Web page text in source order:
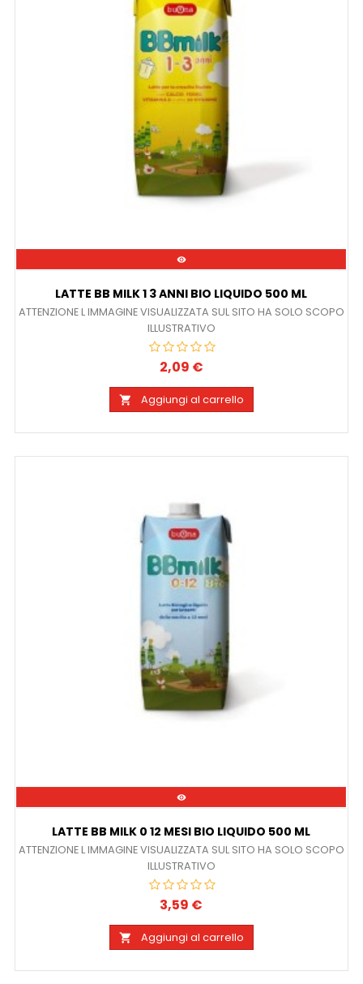

LATTE BB MILK 1 3 ANNI BIO LIQUIDO 500 ML
ATTENZIONE L IMMAGINE VISUALIZZATA SUL SITO HA SOLO SCOPO
ILLUSTRATIVO
Prezzo
2,09 €
 Aggiungi al carrello

LATTE BB MILK 0 12 MESI BIO LIQUIDO 500 ML
ATTENZIONE L IMMAGINE VISUALIZZATA SUL SITO HA SOLO SCOPO
ILLUSTRATIVO
Prezzo
3,59 €
 Aggiungi al carrello